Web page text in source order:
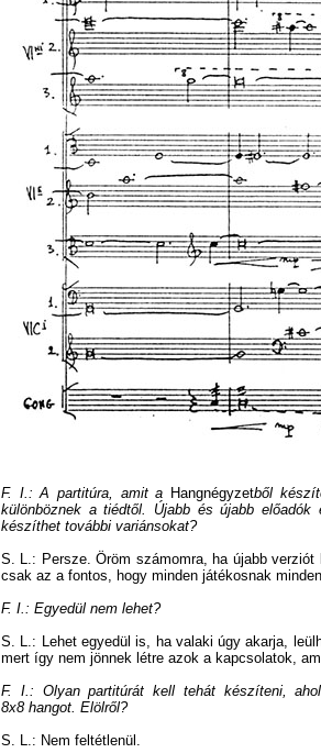
F. I.: A partitúra, amit a Hangnégyzetből
különböznek a tiédtől. Újabb és újabb
készíthet további variánsokat?
S. L.: Persze. Öröm számomra, ha újabb
csak az a fontos, hogy minden játékosnak
F. I.: Egyedül nem lehet?
S. L.: Lehet egyedül is, ha valaki úgy akarja,
mert így nem jönnek létre azok a kapcsolatok,
F. I.: Olyan partitúrát kell tehát készíteni,
8x8 hangot. Elölről?
S. L.: Nem feltétlenül.